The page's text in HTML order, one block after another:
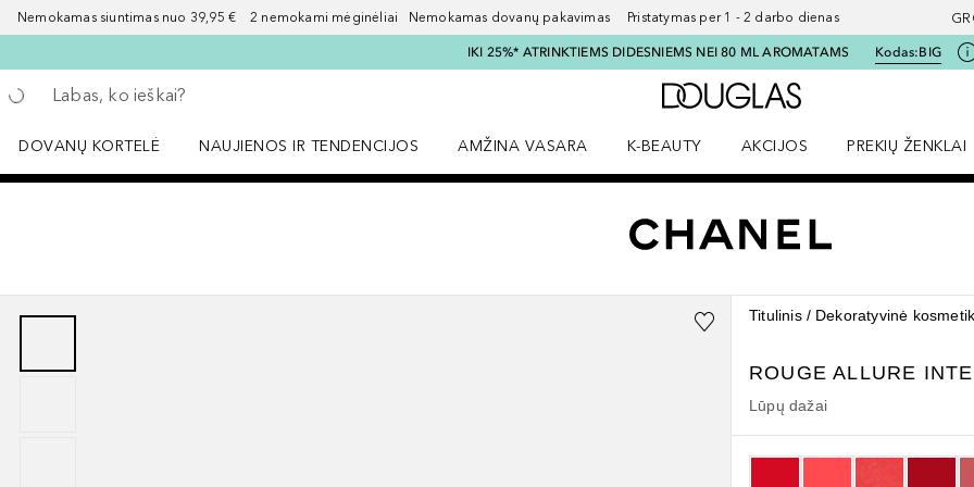
Nemokamas siuntimas nuo 39,95 € 2 nemokami mėginėliai Nemokamas dovanų pakavimas Pristatymas per 1 - 2 darbo dienas
IKI 25%* ATRINKTIEMS DIDESNIEMS NEI 80 ML AROMATAMS Kodas:BIG
Grįžk atgal
Vykdykite paiešką
Į Douglas pagrindinį
DOVANŲ KORTELĖ
NAUJIENOS IR TENDENCIJOS
AMŽINA VASARA
K-BEAUTY
AKCIJOS
PREKIŲ ŽENKLAI
Titulinis Dekoratyvinė
ROUGE ALLURE
Lūpų dažai